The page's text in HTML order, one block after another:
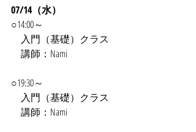
07/14（水）
○14:00～
入門（基礎）クラス
講師：Nami
○19:30～
入門（基礎）クラス
講師：Nami